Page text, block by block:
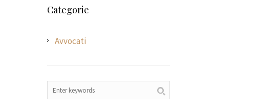
Categorie
Avvocati